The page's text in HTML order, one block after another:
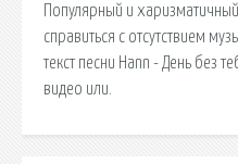
Популярный и
справиться с отсутствием
текст песни Hann - День без
видео или.